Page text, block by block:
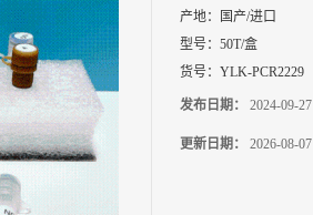
产地：
国产/进口
型号： 50T/盒
货号： YLK-PCR2229
发布日期： 2024-09-27
更新日期： 2026-08-07